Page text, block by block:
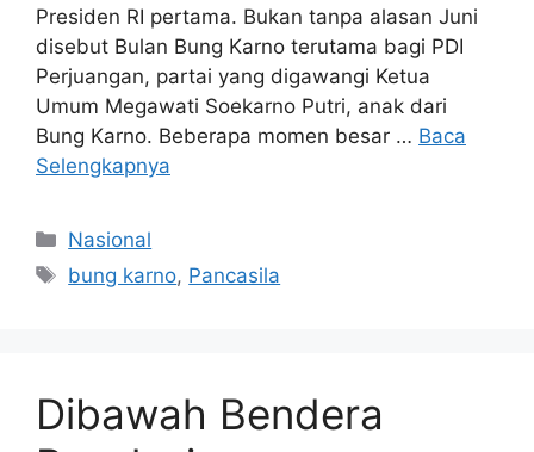
Presiden RI pertama. Bukan tanpa alasan Juni
disebut Bulan Bung Karno terutama bagi PDI
Perjuangan, partai yang digawangi Ketua
Umum Megawati Soekarno Putri, anak dari
Bung Karno. Beberapa momen besar … Baca
Selengkapnya
Kategori
Nasional
Tag
bung karno, Pancasila
Dibawah Bendera